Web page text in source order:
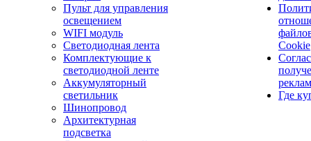
Пульт для управления
освещением
WIFI модуль
Светодиодная лента
Комплектующие к
светодиодной ленте
Аккумуляторный
светильник
Шинопровод
Архитектурная
подсветка
Cookie
Где